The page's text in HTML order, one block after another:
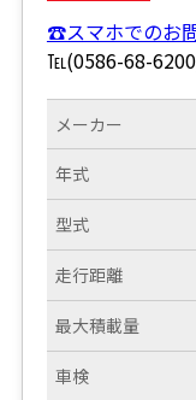
☎スマホでのお
℡(0586-68-
メーカー
年式
型式
走行距離
最大積載量
車検